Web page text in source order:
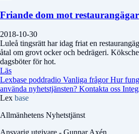
Friande dom mot
2018-10-30
Luleå tingsrätt har idag friat en
åtal om grovt ocker och bedrägeri.
dagsböter för hot.
Läs
Lexbase poddradio Vanliga frågorHur
använda nyhetstjänsten? Kontakta oss
Lex base
Allmänhetens Nyhetstjänst